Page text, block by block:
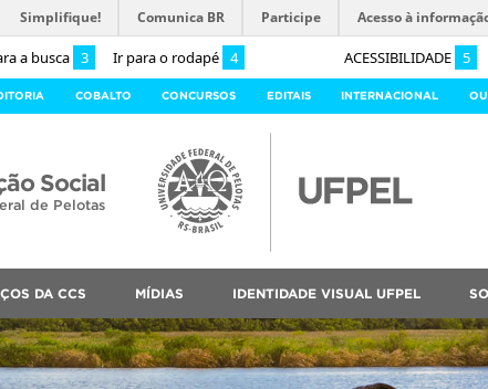
a busca 3 Ir para o rodapé 4 ACESSIBILIDADE 5
Simplifique! Comunica BR Participe Acesso à
COBALTO CONCURSOS EDITAIS INTERNACIONAL
Social
de Pelotas
DA CCS MÍDIAS IDENTIDADE VISUAL UFPEL